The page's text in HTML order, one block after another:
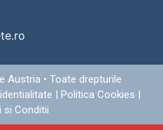
Friedberg
Friesach
Fürstenfeld
Gallneukirchen
Gänserndorf
Geras
Gerasdorf bei Wien
Austria • Toate drepturile
| Politica Cookies |
si Conditii